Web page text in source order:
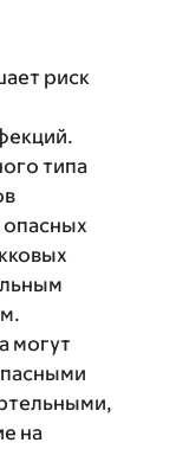
риск
типа
опасных
могут
на